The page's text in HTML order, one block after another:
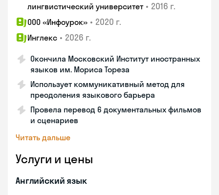
лингвистический университет • 2016 г.
ООО «Инфоурок» • 2020 г.
Инглекс • 2026 г.
Окончила Московский Институт иностранных
языков им. Мориса Тореза
Использует коммуникативный метод для
преодоления языкового барьера
Провела перевод 6 документальных фильмов
и сценариев
Читать дальше
Услуги и цены
Английский язык